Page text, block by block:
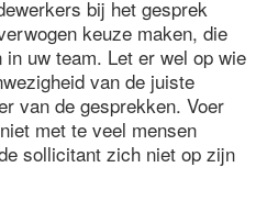
bij het gesprek
keuze maken, die
uw team. Let er wel op wie
van de juiste
van de gesprekken. Voer
met te veel mensen
sollicitant zich niet op zijn